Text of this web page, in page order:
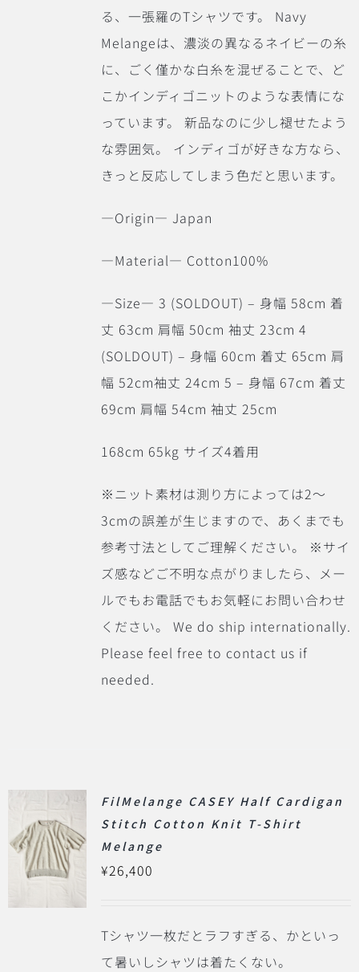
る、一張羅のTシャツです。 Navy
Melangeは、濃淡の異なるネイビーの糸
に、ごく僅かな白糸を混ぜることで、ど
こかインディゴニットのような表情にな
っています。 新品なのに少し褪せたよう
な雰囲気。 インディゴが好きな方なら、
きっと反応してしまう色だと思います。
―Origin― Japan
―Material― Cotton100%
―Size― 3 (SOLDOUT) – 身幅 58cm 着
丈 63cm 肩幅 50cm 袖丈 23cm 4
(SOLDOUT) – 身幅 60cm 着丈 65cm 肩
幅 52cm袖丈 24cm 5 – 身幅 67cm 着丈
69cm 肩幅 54cm 袖丈 25cm
168cm 65kg サイズ4着用
※ニット素材は測り方によっては2〜
3cmの誤差が生じますので、あくまでも
参考寸法としてご理解ください。 ※サイ
ズ感などご不明な点がりましたら、メー
ルでもお電話でもお気軽にお問い合わせ
ください。 We do ship internationally.
Please feel free to contact us if
needed.
FilMelange CASEY Half Cardigan
Stitch Cotton Knit T-Shirt
Melange
¥26,400
Tシャツ一枚だとラフすぎる、かといっ
て暑いしシャツは着たくない。